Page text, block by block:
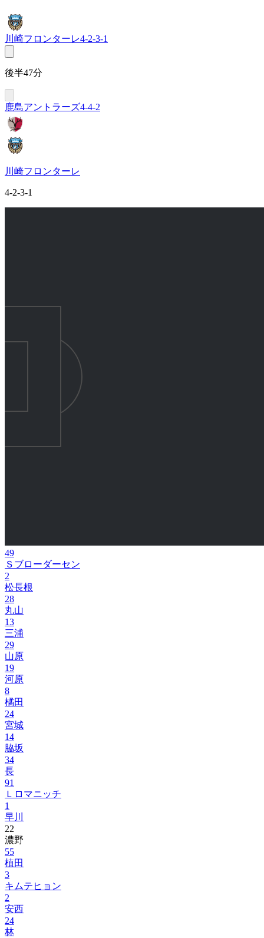
川崎フロンターレ4-2-3-1
後半47分
鹿島アントラーズ4-4-2
川崎フロンターレ
4-2-3-1
49
Ｓブローダーセン
2
松長根
28
丸山
13
三浦
29
山原
19
河原
8
橘田
24
宮城
14
脇坂
34
長
91
Ｌロマニッチ
1
早川
22
濃野
55
植田
3
キムテヒョン
2
安西
24
林